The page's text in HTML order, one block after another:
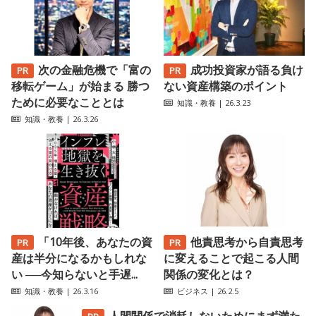
次の金融危機で「富の
移転ゲーム」が始まる 勝つ
ために必要なこととは
知識・教養 | 26.3.26
成功投資家が語る負け
ない資産構築のポイント
知識・教養 | 26.3.23
「10年後、あなたの資
産は半分になるかもしれな
い ──今知らないと手遅...
知識・教養 | 26.3.16
他責思考から自責思考
に変えることで起こる人間
関係の変化とは？
ビジネス | 26.2.5